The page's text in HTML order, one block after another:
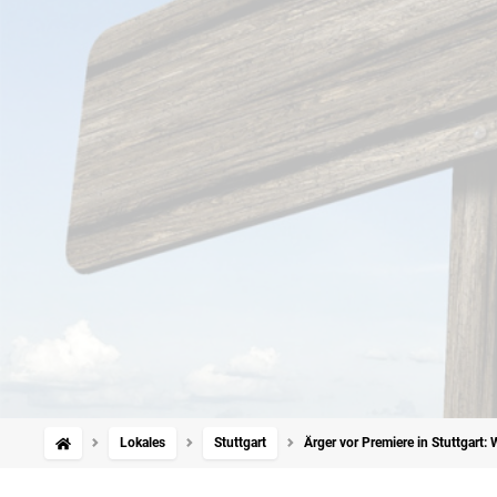
Lokales Stuttgart Ärger vor Premiere in Stuttgart: